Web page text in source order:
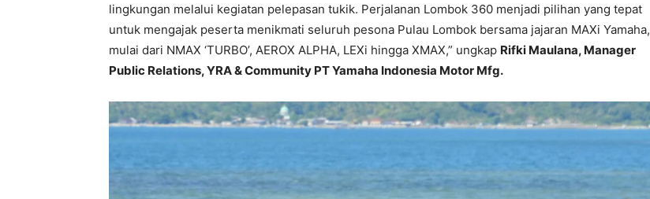
lingkungan melalui kegiatan pelepasan tukik. Perjalanan Lombok 360 menjadi pilihan yang tepat
untuk mengajak peserta menikmati seluruh pesona Pulau Lombok bersama jajaran MAXi Yamaha,
mulai dari NMAX ‘TURBO’, AEROX ALPHA, LEXi hingga XMAX,” ungkap Rifki Maulana, Manager
Public Relations, YRA & Community PT Yamaha Indonesia Motor Mfg.